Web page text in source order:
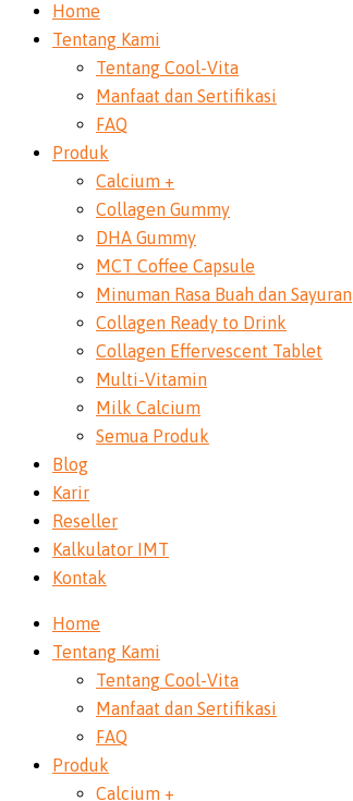
Home
Tentang Kami
Tentang Cool-Vita
Manfaat dan Sertifikasi
FAQ
Produk
Calcium +
Collagen Gummy
DHA Gummy
MCT Coffee Capsule
Minuman Rasa Buah dan Sayuran
Collagen Ready to Drink
Collagen Effervescent Tablet
Multi-Vitamin
Milk Calcium
Semua Produk
Blog
Karir
Reseller
Kalkulator IMT
Kontak
Home
Tentang Kami
Tentang Cool-Vita
Manfaat dan Sertifikasi
FAQ
Produk
Calcium +